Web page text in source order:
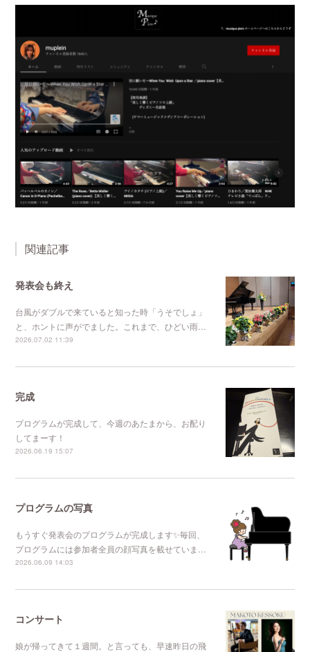
関連記事
発表会も終え
台風がダブルで来ていると知った時「うそでしょ」
と、ホントに声がでました。これまで、ひどい雨…
2026.07.02 11:39
完成
プログラムが完成して、今週のあたまから、お配り
してまーす！
2026.06.19 15:07
プログラムの写真
もうすぐ発表会のプログラムが完成します✨毎回、
プログラムには参加者全員の顔写真を載せていま…
2026.06.09 14:03
コンサート
娘が帰ってきて１週間。と言っても、早速昨日の飛